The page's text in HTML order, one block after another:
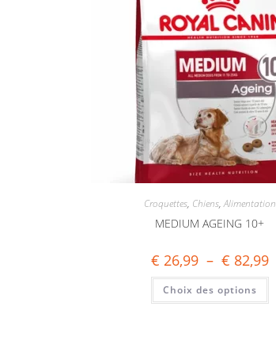
Croquettes, Chiens,Alimentation
MEDIUM AGEING 10+
€ 26,99 – € 82,99
Choix des options